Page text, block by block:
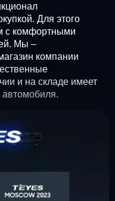
Для этого
с комфортными
Мы –
компании
и на складе имеет